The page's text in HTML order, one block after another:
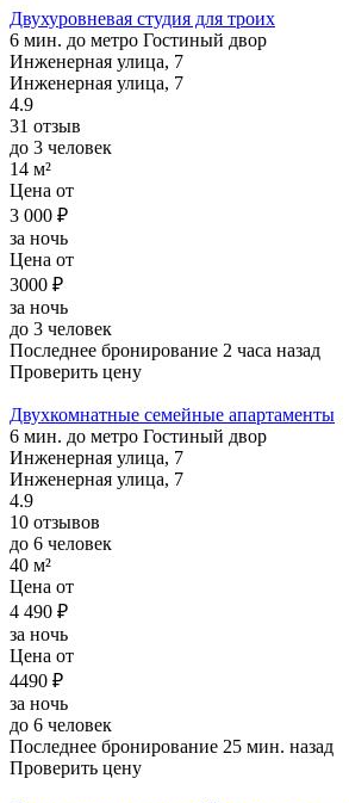
Двухуровневая студия для троих
6 мин. до метро Гостиный двор
Инженерная улица, 7
Инженерная улица, 7
4.9
31 отзыв
до 3 человек
14 м²
Цена от
3 000 ₽
за ночь
Цена от
3000 ₽
за ночь
до 3 человек
Последнее бронирование 2 часа назад
Проверить цену
Двухкомнатные семейные апартаменты
6 мин. до метро Гостиный двор
Инженерная улица, 7
Инженерная улица, 7
4.9
10 отзывов
до 6 человек
40 м²
Цена от
4 490 ₽
за ночь
Цена от
4490 ₽
за ночь
до 6 человек
Последнее бронирование 25 мин. назад
Проверить цену